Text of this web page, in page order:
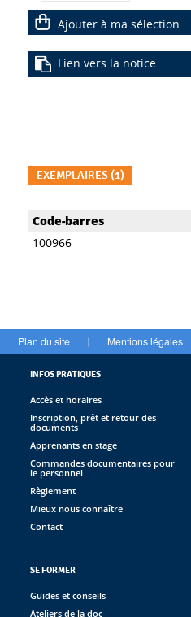
Ajouter à ma sélection
Lien vers la notice
EXEMPLAIRES (1)
Liste des exemplaires
Code-barres
100966
Plan du site | Mentions légales
INFOS PRATIQUES
Accès et horaires
Inscription, prêt et retour des
documents
Apprenants en stage
Commandes documentaires pour
le personnel
Règlement
Mieux nous connaître
Contact
SE FORMER
Guides et conseils
Ateliers de la doc